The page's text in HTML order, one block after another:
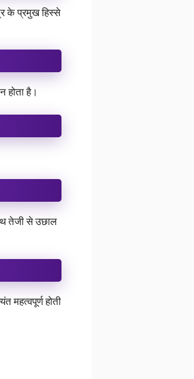
के प्रमुख हिस्से
होता है।
तेजी से उछाल
महत्वपूर्ण होती